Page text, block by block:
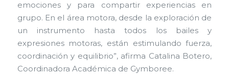
emociones y para compartir experiencias en
grupo. En el área motora, desde la exploración de
un instrumento hasta todos los bailes y
expresiones motoras, están estimulando fuerza,
coordinación y equilibrio”, afirma Catalina Botero,
Coordinadora Académica de Gymboree.